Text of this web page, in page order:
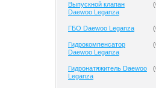
Выпускной клапан
Daewoo Leganza
(
ГБО Daewoo Leganza (
Гидрокомпенсатор
Daewoo Leganza
(
Гидронатяжитель Daewoo
Leganza
(